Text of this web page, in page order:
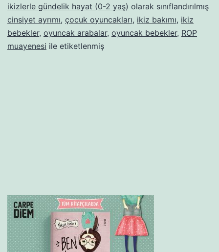
ikizlerle gündelik hayat (0-2 yaş) olarak sınıflandırılmış
cinsiyet ayrımı, çocuk oyuncakları, ikiz bakımı, ikiz
bebekler, oyuncak arabalar, oyuncak bebekler, ROP
muayenesi ile etiketlenmiş